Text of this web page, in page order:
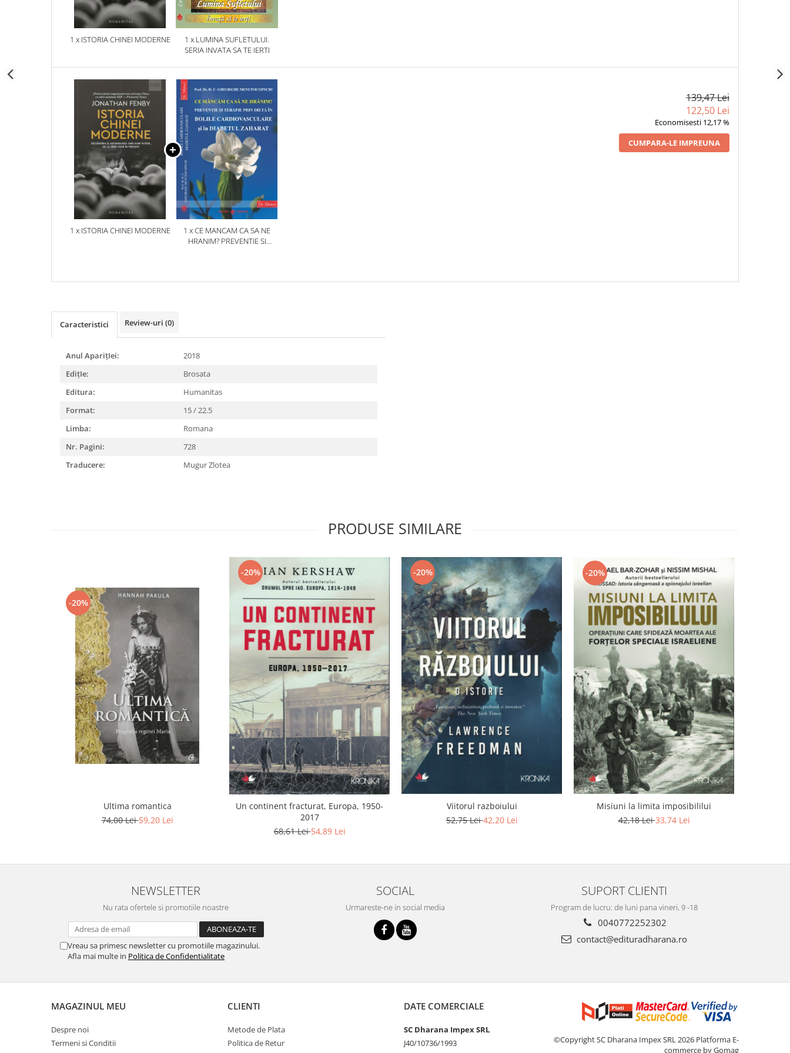
1 x ISTORIA CHINEI MODERNE
1 x LUMINA SUFLETULUI.
SERIA INVATA SA TE IERTI
1 x ISTORIA CHINEI MODERNE
1 x CE MANCAM CA SA NE
HRANIM? PREVENTIE SI
139,47 Lei
122,50 Lei
Economisesti 12,17 %
CUMPARA-LE IMPREUNA
Caracteristici Review-uri (0)
Anul AparițIei:
2018
EdițIe:
Brosata
Editura:
Humanitas
Format:
15 / 22.5
Limba:
Romana
Nr. Pagini:
728
Traducere:
Mugur Zlotea
PRODUSE SIMILARE
-20%
Ultima romantica
74,00 Lei59,20 Lei
-20%
Un continent fracturat, Europa, 1950-
2017
68,61 Lei54,89 Lei
-20%
Viitorul razboiului
52,75 Lei42,20 Lei
-20%
Misiuni la limita imposibililui
42,18 Lei33,74 Lei
NEWSLETTER
Nu rata ofertele si promotiile noastre
Vreau sa primesc newsletter cu promotiile magazinului.
Afla mai multe in Politica de Confidentialitate
SOCIAL
Urmareste-ne in social media
SUPORT CLIENTI
Program de lucru: de luni pana vineri, 9 -18
0040772252302
contact@edituradharana.ro
MAGAZINUL MEU
Despre noi
Termeni si Conditii
CLIENTI
Metode de Plata
Politica de Retur
DATE COMERCIALE
SC Dharana Impex SRL
J40/10736/1993
©Copyright SC Dharana Impex SRL 2026 Platforma E-
commerce by Gomag